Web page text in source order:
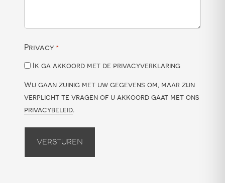
Privacy *
Ik ga akkoord met de privacyverklaring
Wij gaan zuinig met uw gegevens om, maar zijn
verplicht te vragen of u akkoord gaat met ons
privacybeleid.
Versturen